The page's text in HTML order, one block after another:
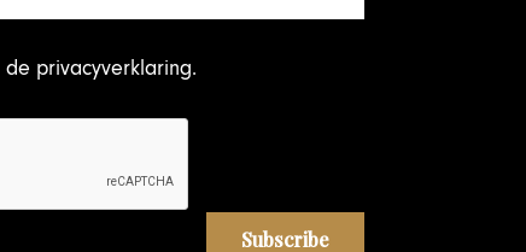
de privacyverklaring.